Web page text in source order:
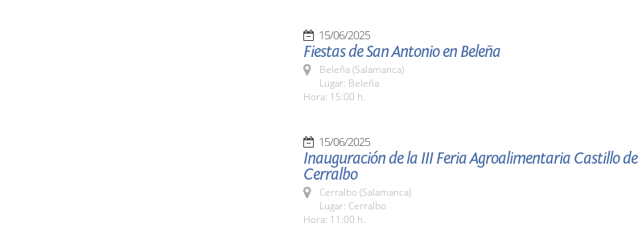
15/06/2025
Fiestas de San Antonio en Beleña
Beleña (Salamanca)
Lugar: Beleña
Hora: 15:00 h.
15/06/2025
Inauguración de la III Feria Agroalimentaria Castillo de
Cerralbo
Cerralbo (Salamanca)
Lugar: Cerralbo
Hora: 11:00 h.